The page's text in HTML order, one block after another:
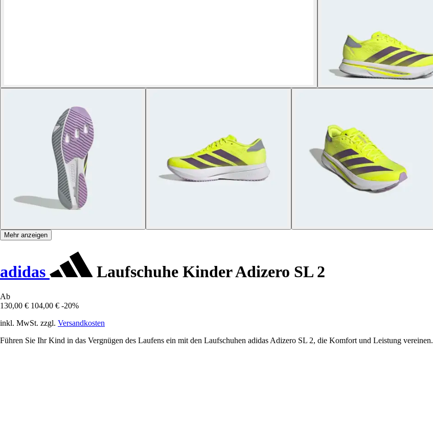
Mehr anzeigen
adidas Laufschuhe Kinder Adizero SL 2
Ab
130,00 € 104,00 € -20%
inkl. MwSt. zzgl. Versandkosten
Führen Sie Ihr Kind in das Vergnügen des Laufens ein mit den Laufschuhen adidas Adizero SL 2, die Komfort und Leistung vereinen.